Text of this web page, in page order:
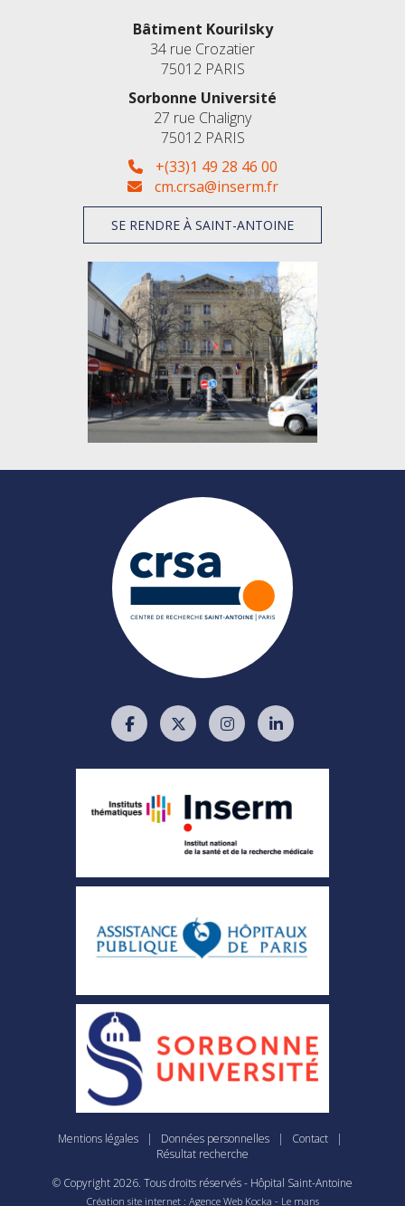
Bâtiment Kourilsky
34 rue Crozatier
75012 PARIS
Sorbonne Université
27 rue Chaligny
75012 PARIS
+(33)1 49 28 46 00
cm.crsa@inserm.fr
SE RENDRE À SAINT-ANTOINE
Mentions légales| Données personnelles| Contact|
Résultat recherche
© Copyright2026. Tous droits réservés - Hôpital Saint-Antoine
Création site internet : Agence Web Kocka - Le mans